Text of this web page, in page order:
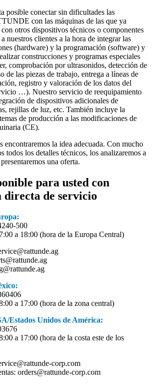
posible conectar sin dificultades las
con las máquinas de las que ya
otros dispositivos técnicos o componentes
nuestros clientes a la hora de integrar las
(hardware) y la programación (software) y
construcciones y programas especiales
comprobación por ultrasonidos, detección de
de las piezas de trabajo, entrega a líneas de
registro y valoración de los datos del
…). Nuestro servicio de reequipamiento
de dispositivos adicionales de
rejillas de luz, etc. También incluye la
de producción a las modificaciones de
(CE).
encontraremos la idea adecuada. Con mucho
todos los detalles técnicos, los analizaremos a
una oferta.
para usted con
directa de servicio
500
a 18:00 (hora de la Europa Central)
a 17:00 (hora de la zona central)
Estados Unidos de América:
a 17:00 (hora de la costa este de los
corp.com
orders@rattunde-corp.com